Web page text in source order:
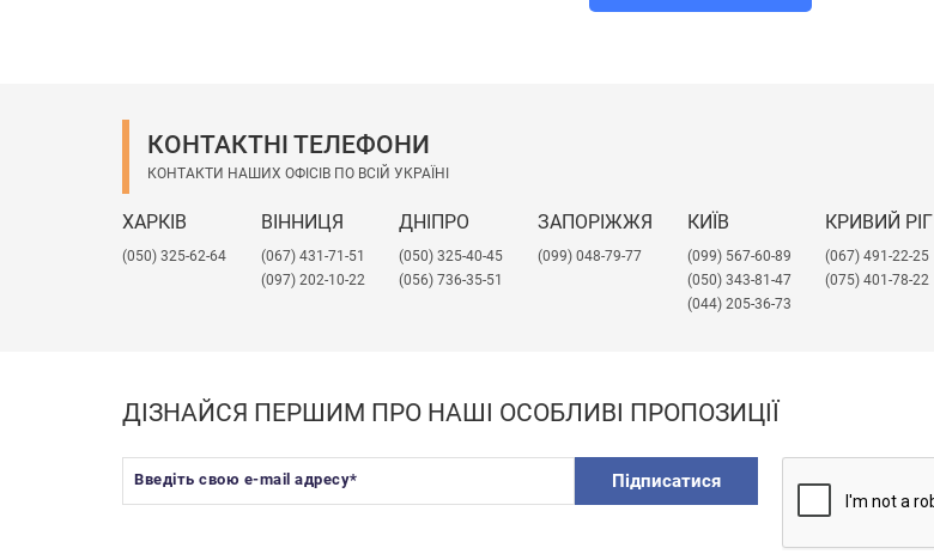
КОНТАКТНІ ТЕЛЕФОНИ
КОНТАКТИ НАШИХ ОФІСІВ ПО ВСІЙ УКРАЇНІ
ХАРКІВ
(050) 325-62-64
ВІННИЦЯ
(067) 431-71-51
(097) 202-10-22
ДНІПРО
(050) 325-40-45
(056) 736-35-51
ЗАПОРІЖЖЯ
(099) 048-79-77
КИЇВ
(099) 567-60-89
(050) 343-81-47
(044) 205-36-73
КРИВИЙ РІГ
(067) 491-22-25
(075) 401-78-22
ДІЗНАЙСЯ ПЕРШИМ ПРО НАШІ ОСОБЛИВІ ПРОПОЗИЦІЇ
Введіть свою e-mail адресу* Підписатися